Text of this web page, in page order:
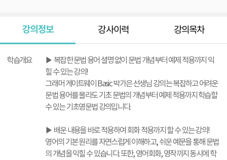
강의정보 강사이력 강의목차
학습개요
▶ 복잡한 문법 용어 셜명 없이 문법 개념부터 예제 적용까지 익
힐 수 있는 강의!
그래머 게이트웨이 Basic 박가은 선생님 강의는 복잡하고 어려운
문법 용어를 몰라도 기초 문법의 개념부터 예제 적용까지 학습할
수 있는 기초영문법 강의입니다.
▶ 배운 내용을 바로 적용하여 회화 적용까지 할 수 있는 강의!
영어의 기본 원리를 자연스럽게 이해하고, 쉬운 예문을 통해 문법
의 개념을 익힐 수 있습니다. 또한, 영어회화, 영작까지 동시에 학